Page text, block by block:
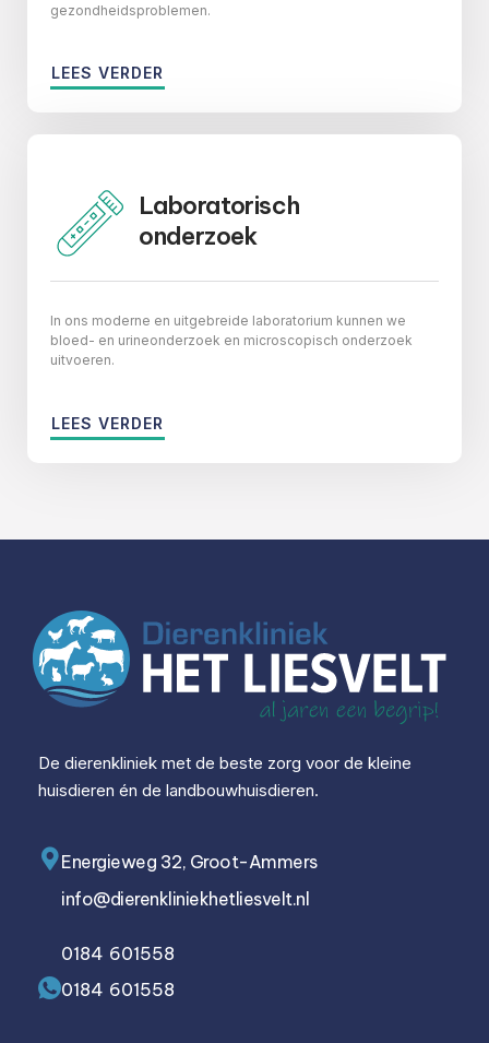
gezondheidsproblemen.
LEES VERDER
Laboratorisch
onderzoek
In ons moderne en uitgebreide laboratorium kunnen we
bloed- en urineonderzoek en microscopisch onderzoek
uitvoeren.
LEES VERDER
De dierenkliniek met de beste zorg voor de kleine
huisdieren én de landbouwhuisdieren.
Energieweg 32, Groot-Ammers
info@dierenkliniekhetliesvelt.nl
0184 601558
0184 601558